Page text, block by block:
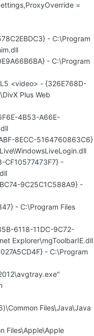
=
- C:\Program
- C:\Program
<video> - {326E768D-
Plus Web
4B53-A66E-
8ECC-
CF10577473F7} -
9C25C1C588A9} -
- C:\Program Files
6118-11DC-9C72-
Explorer\mgToolbarIE.dll
- C:\Program
Files\Java\Java
Files\Apple\Apple